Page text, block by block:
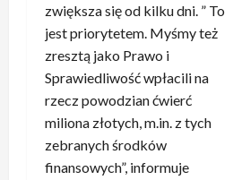
zwiększa się od kilku dni. ” To
jest priorytetem. Myśmy też
zresztą jako Prawo i
Sprawiedliwość wpłacili na
rzecz powodzian ćwierć
miliona złotych, m.in. z tych
zebranych środków
finansowych”, informuje